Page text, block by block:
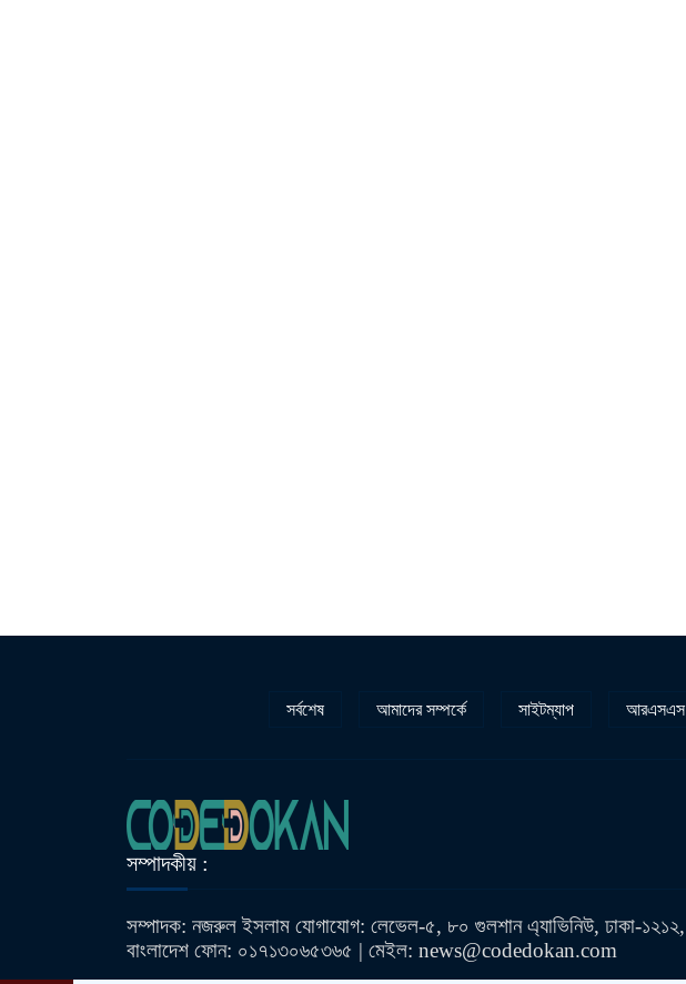
সর্বশেষ আমাদের সম্পর্কে সাইটম্যাপ আরএসএস
সম্পাদকীয় :
সম্পাদক: নজরুল ইসলাম যোগাযোগ: লেভেল-৫, ৮০ গুলশান এ্যাভিনিউ, ঢাকা-১২১২,
বাংলাদেশ ফোন: ০১৭১৩০৬৫৩৬৫ | মেইল: news@codedokan.com